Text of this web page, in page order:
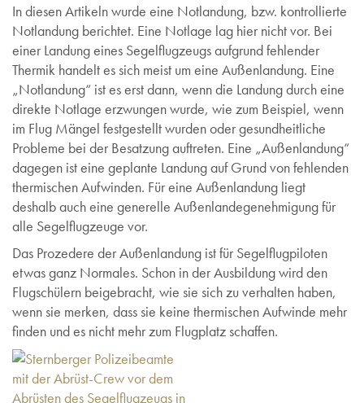
In diesen Artikeln wurde eine Notlandung, bzw. kontrollierte
Notlandung berichtet. Eine Notlage lag hier nicht vor. Bei
einer Landung eines Segelflugzeugs aufgrund fehlender
Thermik handelt es sich meist um eine Außenlandung. Eine
„Notlandung“ ist es erst dann, wenn die Landung durch eine
direkte Notlage erzwungen wurde, wie zum Beispiel, wenn
im Flug Mängel festgestellt wurden oder gesundheitliche
Probleme bei der Besatzung auftreten. Eine „Außenlandung“
dagegen ist eine geplante Landung auf Grund von fehlenden
thermischen Aufwinden. Für eine Außenlandung liegt
deshalb auch eine generelle Außenlandegenehmigung für
alle Segelflugzeuge vor.
Das Prozedere der Außenlandung ist für Segelflugpiloten
etwas ganz Normales. Schon in der Ausbildung wird den
Flugschülern beigebracht, wie sie sich zu verhalten haben,
wenn sie merken, dass sie keine thermischen Aufwinde mehr
finden und es nicht mehr zum Flugplatz schaffen.